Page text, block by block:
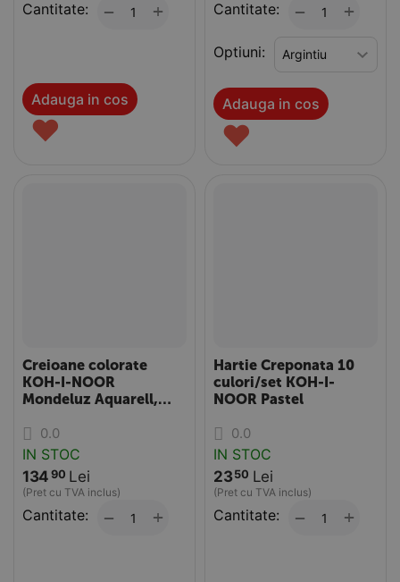
Cantitate: +
−
Adauga in cos
♥
Cantitate: +
−
Optiuni:
Adauga in cos
♥
Creioane colorate
KOH-I-NOOR
Mondeluz Aquarell,
24 culori/set
0.0
IN STOC
134 90 Lei
(Pret cu TVA inclus)
Cantitate: +
−
Hartie Creponata 10
culori/set KOH-I-
NOOR Pastel
0.0
IN STOC
2350 Lei
(Pret cu TVA inclus)
Cantitate: +
−